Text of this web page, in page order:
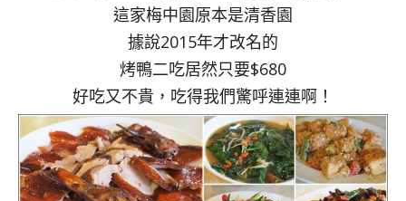
這家梅中園原本是清香園
據說2015年才改名的
烤鴨二吃居然只要$680
好吃又不貴，吃得我們驚呼連連啊！